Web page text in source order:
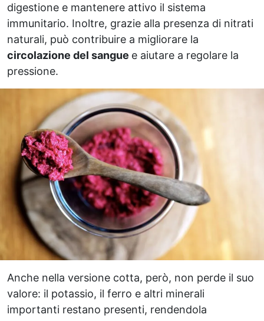
digestione e mantenere attivo il sistema
immunitario. Inoltre, grazie alla presenza di nitrati
naturali, può contribuire a migliorare la
circolazione del sangue e aiutare a regolare la
pressione.
Anche nella versione cotta, però, non perde il suo
valore: il potassio, il ferro e altri minerali
importanti restano presenti, rendendola